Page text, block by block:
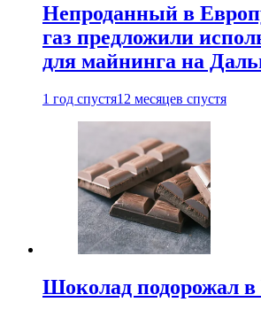
Непроданный в
газ предложили
для майнинга на
1 год спустя12 месяцев спустя
Шоколад подорожал